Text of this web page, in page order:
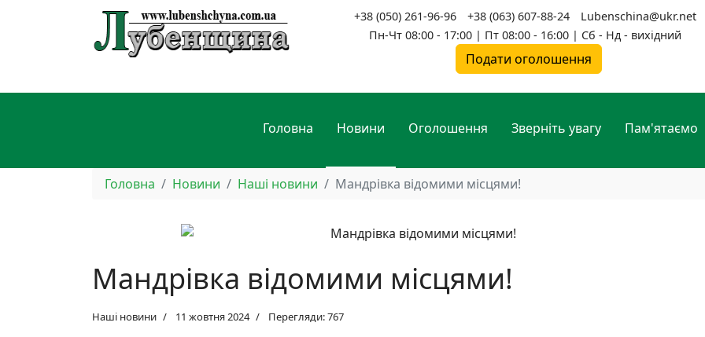
+38 (050) 261-96-96 +38 (063) 607-88-24
Lubenschina@ukr.net
Пн-Чт 08:00 - 17:00 | Пт 08:00 - 16:00 | Сб - Нд - вихідний
Подати оголошення
Головна Новини Оголошення Зверніть увагу Пам'ятаємо
Головна Новини Наші новини Мандрівка відомими місцями!
Мандрівка відомими місцями!
Наші новини 11 жовтня 2024 Перегляди: 767